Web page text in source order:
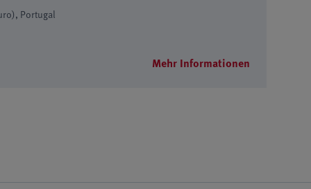
Portugal
Mehr Informationen